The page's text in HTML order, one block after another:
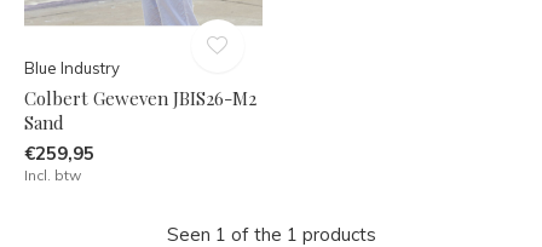
Blue Industry
Colbert Geweven JBIS26-M2
Sand
€259,95
Incl. btw
Seen 1 of the 1 products